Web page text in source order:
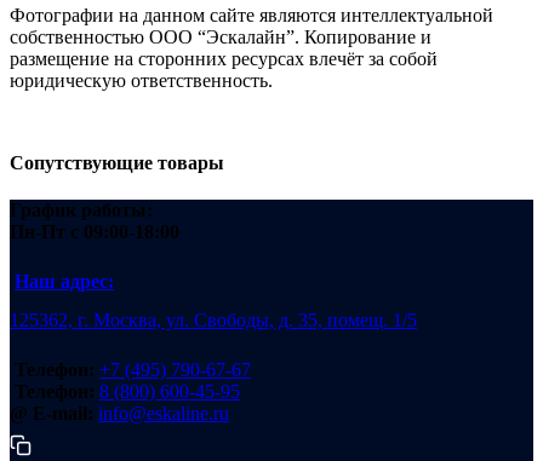
Фотографии на данном сайте являются интеллектуальной
собственностью ООО “Эскалайн”. Копирование и
размещение на сторонних ресурсах влечёт за собой
юридическую ответственность.
Сопутствующие товары
График работы:
Пн-Пт с 09:00-18:00
Наш адрес:
125362, г. Москва, ул. Свободы, д. 35, помещ. 1/5
Телефон: +7 (495) 790-67-67
Телефон: 8 (800) 600-45-95
@ E-mail: info@eskaline.ru